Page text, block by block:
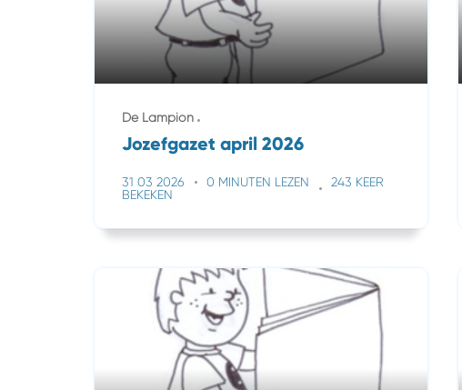
De Lampion
Jozefgazet april 2026
31 03 2026 0 MINUTEN LEZEN
243 KEER
BEKEKEN